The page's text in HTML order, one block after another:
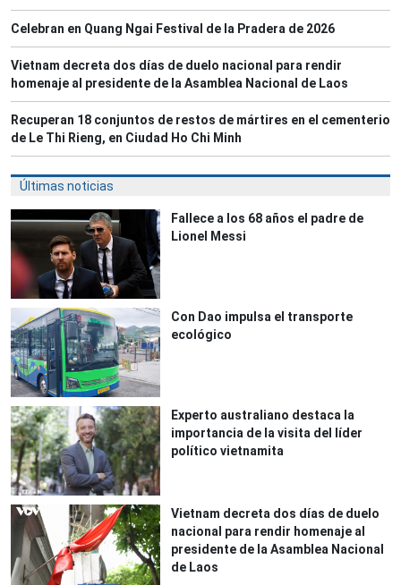
Celebran en Quang Ngai Festival de la Pradera de 2026
Vietnam decreta dos días de duelo nacional para rendir
homenaje al presidente de la Asamblea Nacional de Laos
Recuperan 18 conjuntos de restos de mártires en el cementerio
de Le Thi Rieng, en Ciudad Ho Chi Minh
Últimas noticias
Fallece a los 68 años el padre de
Lionel Messi
Con Dao impulsa el transporte
ecológico
Experto australiano destaca la
importancia de la visita del líder
político vietnamita
Vietnam decreta dos días de duelo
nacional para rendir homenaje al
presidente de la Asamblea Nacional
de Laos